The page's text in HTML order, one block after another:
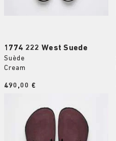
1774 222 West Suede
Suède
Cream
Price:
490,00 €